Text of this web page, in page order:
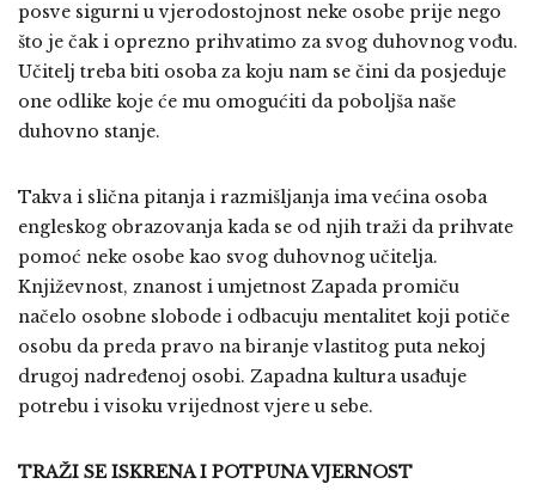
posve sigurni u vjerodostojnost neke osobe prije nego
što je čak i oprezno prihvatimo za svog duhovnog vođu.
Učitelj treba biti osoba za koju nam se čini da posjeduje
one odlike koje će mu omogućiti da poboljša naše
duhovno stanje.
Takva i slična pitanja i razmišljanja ima većina osoba
engleskog obrazovanja kada se od njih traži da prihvate
pomoć neke osobe kao svog duhovnog učitelja.
Književnost, znanost i umjetnost Zapada promiču
načelo osobne slobode i odbacuju mentalitet koji potiče
osobu da preda pravo na biranje vlastitog puta nekoj
drugoj nadređenoj osobi. Zapadna kultura usađuje
potrebu i visoku vrijednost vjere u sebe.
TRAŽI SE ISKRENA I POTPUNA VJERNOST